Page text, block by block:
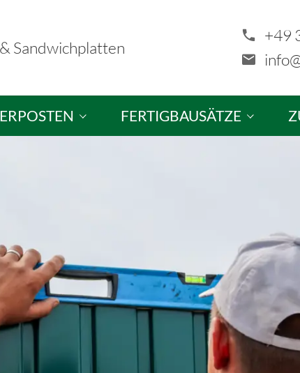
Sandwichplatten
+49
FERTIGBAUSÄTZE